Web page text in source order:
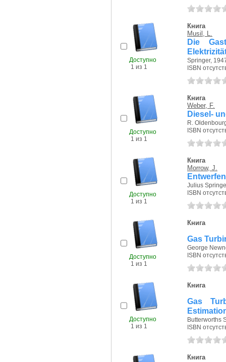
Доступно
1 из 1
Книга
Musil, L.
Die
Springer,
ISBN
Доступно
1 из 1
Книга
Weber, F.
Diesel-
R.
ISBN
Доступно
1 из 1
Книга
Morrow, J.
Julius
ISBN
Доступно
1 из 1
Книга
Gas
George
ISBN
Доступно
1 из 1
Книга
Gas
Butterworths
ISBN
Книга